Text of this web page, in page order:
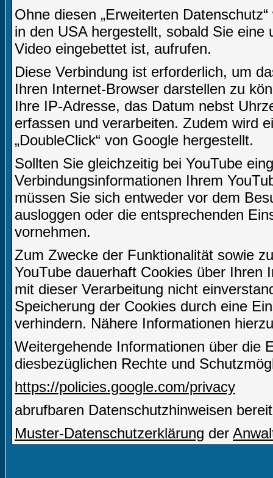
Ohne diesen „Erweiterten
in den USA hergestellt, sobald Sie
Video eingebettet ist, aufrufen.
Diese Verbindung ist erforderlich, um
Ihren Internet-Browser darstellen zu
Ihre IP-Adresse, das Datum nebst
erfassen und verarbeiten. Zudem wird
„DoubleClick“ von Google hergestellt.
Sollten Sie gleichzeitig bei YouTube
Verbindungsinformationen Ihrem
müssen Sie sich entweder vor dem
ausloggen oder die entsprechenden
vornehmen.
Zum Zwecke der Funktionalität sowie
YouTube dauerhaft Cookies über
mit dieser Verarbeitung nicht
Speicherung der Cookies durch eine
verhindern. Nähere Informationen
Weitergehende Informationen über die
diesbezüglichen Rechte und
https://policies.google.com/privacy
abrufbaren Datenschutzhinweisen
Muster-Datenschutzerklärung der